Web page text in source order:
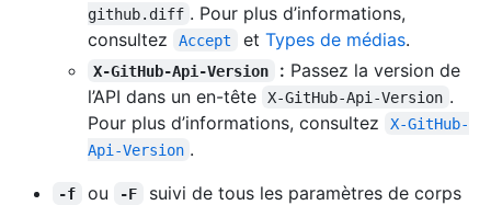
github.diff . Pour plus d’informations,
consultez
Accept et Types de médias.
X-GitHub-Api-Version : Passez la version de
l’API dans un en-tête
X-GitHub-Api-Version .
Pour plus d’informations, consultez
X-GitHub-
Api-Version .
-f ou -F
suivi de tous les paramètres de corps